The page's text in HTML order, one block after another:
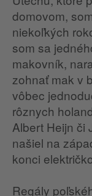
domovom,
niekoľkých
som sa
makovník,
zohnať mak v
vôbec
rôznych
Albert Heijn či
našiel na
konci
Regály